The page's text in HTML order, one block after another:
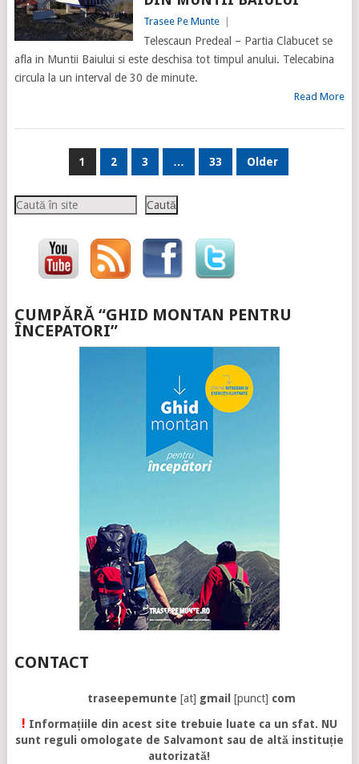
Trasee Pe Munte
Telescaun Predeal – Partia Clabucet se
afla in Muntii Baiului si este deschisa tot timpul anului. Telecabina
circula la un interval de 30 de minute.
Read More
PAGINAȚIE
1 2 3 … 33 Older
Caută Caută
CUMPĂRĂ “GHID MONTAN PENTRU
ÎNCEPATORI”
CONTACT
traseepemunte [at] gmail [punct] com
! Informațiile din acest site trebuie luate ca un sfat. NU
sunt reguli omologate de Salvamont sau de altă instituție
autorizată!